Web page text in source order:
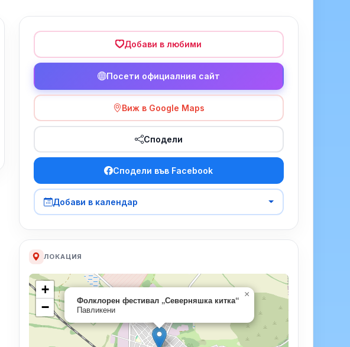
Добави в любими
Посети официалния сайт
Виж в Google Maps
Сподели
Сподели във Facebook
Добави в календар
ЛОКАЦИЯ
Фолклорен фестивал „Северняшка китка“
Павликени
×
+
−